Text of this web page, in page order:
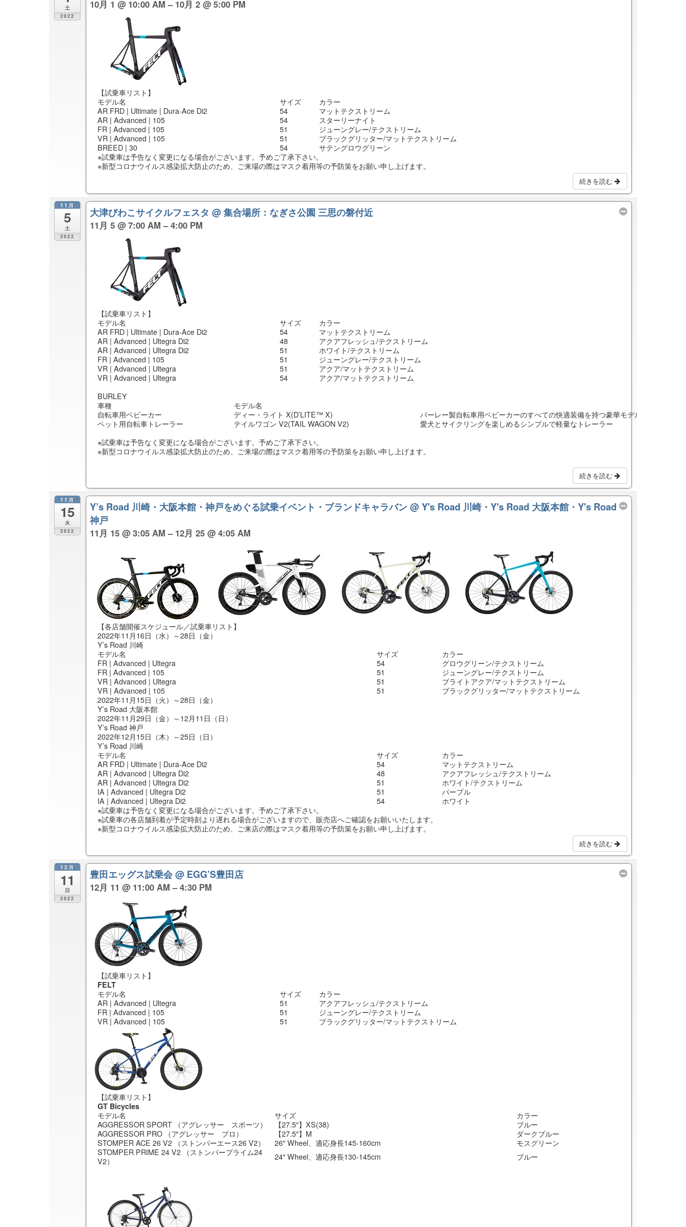
土
2022
10月 1 @ 10:00 AM – 10月 2 @ 5:00 PM
【試乗車リスト】
モデル名
サイズ
カラー
AR FRD | Ultimate | Dura-Ace Di2
54
マットテクストリーム
AR | Advanced | 105
54
スターリーナイト
FR | Advanced | 105
51
ジューングレー/テクストリーム
VR | Advanced | 105
51
ブラックグリッター/マットテクストリーム
BREED | 30
54
サテングロウグリーン
※試乗車は予告なく変更になる場合がございます。予めご了承下さい。
※新型コロナウイルス感染拡大防止のため、ご来場の際はマスク着用等の予防策をお願い申し上げます。
続きを読む
11月
5
土
2022
大津びわこサイクルフェスタ@ 集合場所：なぎさ公園 三思の磐付近
11月 5 @ 7:00 AM – 4:00 PM
【試乗車リスト】
モデル名
サイズ
カラー
AR FRD | Ultimate | Dura-Ace Di2
54
マットテクストリーム
AR | Advanced | Ultegra Di2
48
アクアフレッシュ/テクストリーム
AR | Advanced | Ultegra Di2
51
ホワイト/テクストリーム
FR | Advanced | 105
51
ジューングレー/テクストリーム
VR | Advanced | Ultegra
51
アクア/マットテクストリーム
VR | Advanced | Ultegra
54
アクア/マットテクストリーム
BURLEY
車種
モデル名
自転車用ベビーカー
ディー・ライト X(D’LITE™ X)
バーレー製自転車用ベビーカーのすべての快適装備を持つ豪華モデル
ペット用自転車トレーラー
テイルワゴン V2(TAIL WAGON V2)
愛犬とサイクリングを楽しめるシンプルで軽量なトレーラー
※試乗車は予告なく変更になる場合がございます。予めご了承下さい。
※新型コロナウイルス感染拡大防止のため、ご来場の際はマスク着用等の予防策をお願い申し上げます。
続きを読む
11月
15
火
2022
Y’s Road 川崎・大阪本館・神戸をめぐる試乗イベント・ブランドキャラバン@ Y's Road 川崎・Y's Road 大阪本館・Y's Road
神戸
11月 15 @ 3:05 AM – 12月 25 @ 4:05 AM
【各店舗開催スケジュール／試乗車リスト】
2022年11月16日（水）～28日（金）
Y’s Road 川崎
モデル名
サイズ
カラー
FR | Advanced | Ultegra
54
グロウグリーン/テクストリーム
FR | Advanced | 105
51
ジューングレー/テクストリーム
VR | Advanced | Ultegra
51
ブライトアクア/マットテクストリーム
VR | Advanced | 105
51
ブラックグリッター/マットテクストリーム
2022年11月15日（火）～28日（金）
Y’s Road 大阪本館
2022年11月29日（金）～12月11日（日）
Y’s Road 神戸
2022年12月15日（木）～25日（日）
Y’s Road 川崎
モデル名
サイズ
カラー
AR FRD | Ultimate | Dura-Ace Di2
54
マットテクストリーム
AR | Advanced | Ultegra Di2
48
アクアフレッシュ/テクストリーム
AR | Advanced | Ultegra Di2
51
ホワイト/テクストリーム
IA | Advanced | Ultegra Di2
51
パープル
IA | Advanced | Ultegra Di2
54
ホワイト
※試乗車は予告なく変更になる場合がございます。予めご了承下さい。
※試乗車の各店舗到着が予定時刻より遅れる場合がございますので、販売店へご確認をお願いいたします。
※新型コロナウイルス感染拡大防止のため、ご来店の際はマスク着用等の予防策をお願い申し上げます。
続きを読む
12月
11
日
2022
豊田エッグス試乗会@ EGG’S豊田店
12月 11 @ 11:00 AM – 4:30 PM
【試乗車リスト】
FELT
モデル名
サイズ
カラー
AR | Advanced | Ultegra
51
アクアフレッシュ/テクストリーム
FR | Advanced | 105
51
ジューングレー/テクストリーム
VR | Advanced | 105
51 ブラックグリッター/マットテクストリーム
【試乗車リスト】
GT Bicycles
モデル名
サイズ
カラー
AGGRESSOR SPORT （アグレッサー スポーツ）
【27.5″】XS(38)
ブルー
AGGRESSOR PRO （アグレッサー プロ）
【27.5″】M
ダークブルー
STOMPER ACE 26 V2 （ストンパーエース26 V2）
26″ Wheel、適応身長145-160cm
モスグリーン
STOMPER PRIME 24 V2 （ストンパープライム24
V2）
24″ Wheel、適応身長130-145cm ブルー